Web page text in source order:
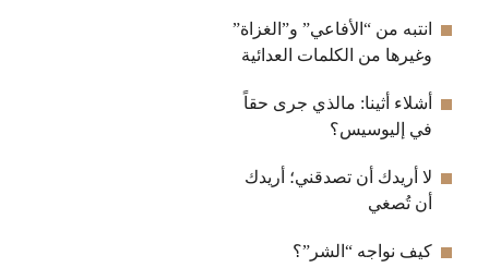
انتبه من “الأفاعي” و”الغزاة”
وغيرها من الكلمات العدائية
أشلاء أثينا: مالذي جرى حقاً
في إليوسيس؟
لا أريدك أن تصدقني؛ أريدك
أن تُصغي
كيف نواجه “الشر”؟